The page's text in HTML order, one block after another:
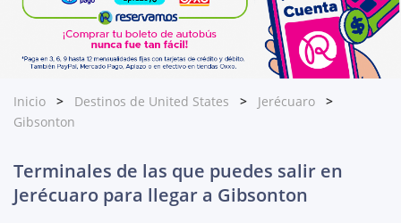
Inicio Destinos de United States
Jerécuaro
Gibsonton
Terminales de las que puedes salir en
Jerécuaro para llegar a Gibsonton